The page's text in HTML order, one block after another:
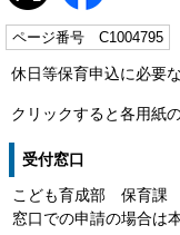
ページ番号 C1004795
休日等保育申込に必要
クリックすると各用紙
受付窓口
こども育成部 保育課
窓口での申請の場合は